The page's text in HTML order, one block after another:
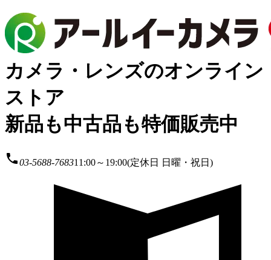
カメラ・レンズのオンライン
ストア
新品も中古品も特価販売中
local_phone03-5688-768311:00～19:00(定休日 日曜・祝日)